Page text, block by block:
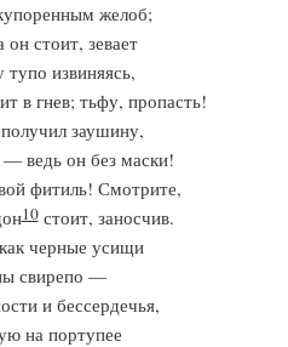
желоб;
стоит, зевает
извиняясь,
в гнев; тьфу, пропасть!
заушину,
ведь он без маски!
фитиль! Смотрите,
10стоит, заносчив.
черные усищи
свирепо —
и бессердечья,
на портупее